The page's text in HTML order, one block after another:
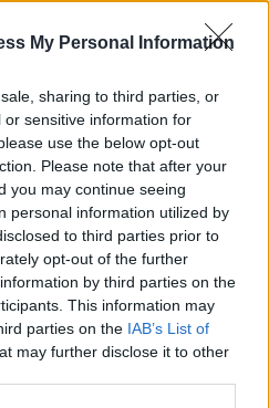
My Personal Information
sharing to third parties, or
sensitive information for
use the below opt-out
Please note that after your
you may continue seeing
personal information utilized by
to third parties prior to
opt-out of the further
by third parties on the
This information may
parties on the IAB’s List of
may further disclose it to other
az USA-ban a
a várt 0.2% helyett. A
az
áll, illetve az
volt. Autók nélkül a
ami majdnem teljesen
várakozásokkal.
az utóbbi egy évben 5%-kal,
Az amerikai fogyasztás tahát